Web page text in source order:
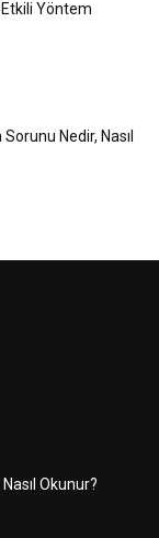
Yöntem
Nedir, Nasıl
Okunur?